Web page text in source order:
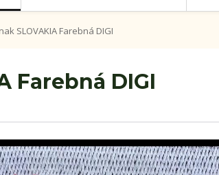
SLOVAKIA Farebná DIGI
Farebná DIGI